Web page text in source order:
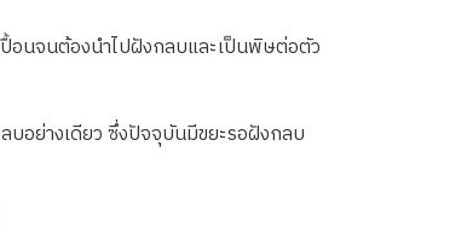
ปื้อนจนต้องนำไปฝังกลบและเป็นพิษต่อตัว
ลบอย่างเดียว ซึ่งปัจจุบันมีขยะรอฝังกลบ